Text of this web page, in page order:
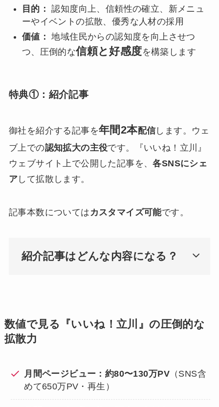
目的： 認知度向上、信頼性の確立、新メニュ
ーやイベントの拡散、優秀な人材の採用
価値： 地域住民からの認知度を向上させつ
つ、圧倒的な信頼と好感度を構築します
特典①：紹介記事
御社を紹介する記事を年間2本配信します。ウェ
ブ上での認知拡大の主役です。『いいね！立川』
ウェブサイト上で公開した記事を、各SNSにシェ
ア して拡散します。
記事本数については カスタマイズ可能です。
紹介記事はどんな内容になる？
数値で見る『いいね！立川』の圧倒的な
拡散力
月間ページビュー：約80〜130万PV（SNS含
めて650万PV・再生）